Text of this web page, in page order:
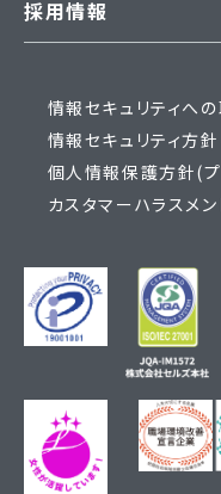
採用情報
情報セキュリティへ
情報セキュリティ方
個人情報保護方針(
カスタマーハラスメ